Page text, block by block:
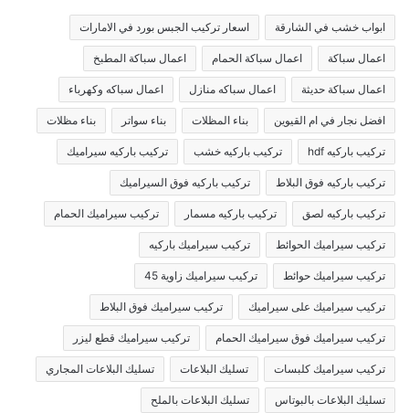
ابواب خشب في الشارقة اسعار تركيب الجبس بورد في الامارات
اعمال سباكة اعمال سباكة الحمام اعمال سباكة المطبخ
اعمال سباكة حديثة اعمال سباكه منازل اعمال سباكه وكهرباء
افضل نجار في ام القيوين بناء المظلات بناء سواتر بناء مظلات
تركيب باركيه hdf تركيب باركيه خشب تركيب باركيه سيراميك
تركيب باركيه فوق البلاط تركيب باركيه فوق السيراميك
تركيب باركيه لصق تركيب باركيه مسمار تركيب سيراميك الحمام
تركيب سيراميك الحوائط تركيب سيراميك باركيه
تركيب سيراميك حوائط تركيب سيراميك زاوية 45
تركيب سيراميك على سيراميك تركيب سيراميك فوق البلاط
تركيب سيراميك فوق سيراميك الحمام تركيب سيراميك قطع ليزر
تركيب سيراميك كلبسات تسليك البلاعات تسليك البلاعات المجاري
تسليك البلاعات بالبوتاس تسليك البلاعات بالملح